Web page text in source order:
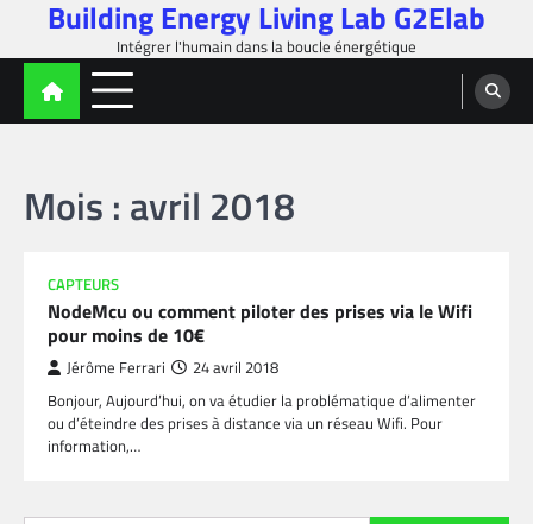
content
Building Energy Living Lab G2Elab
Intégrer l'humain dans la boucle énergétique
Mois : avril 2018
CAPTEURS
NodeMcu ou comment piloter des prises via le Wifi
pour moins de 10€
Jérôme Ferrari 24 avril 2018
Bonjour, Aujourd’hui, on va étudier la problématique d’alimenter
ou d’éteindre des prises à distance via un réseau Wifi. Pour
information,…